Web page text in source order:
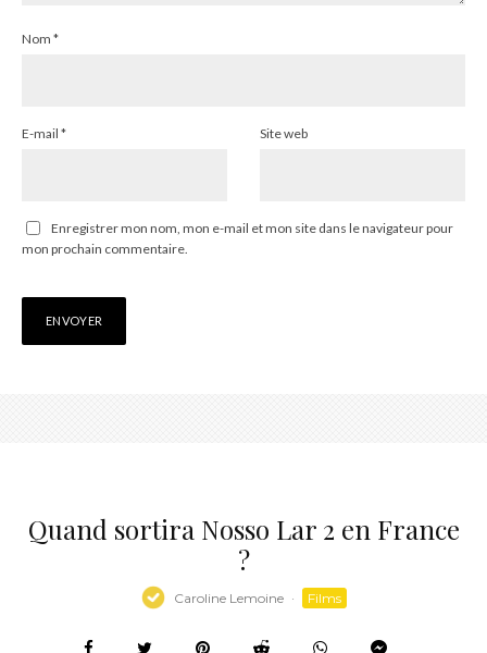
Nom *
E-mail * Site web
Enregistrer mon nom, mon e-mail et mon site dans le navigateur pour
mon prochain commentaire.
Quand sortira Nosso Lar 2 en France
?
Caroline Lemoine · Films